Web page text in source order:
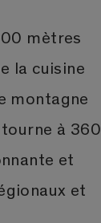
mètres
la cuisine
montagne
à 360
et
et